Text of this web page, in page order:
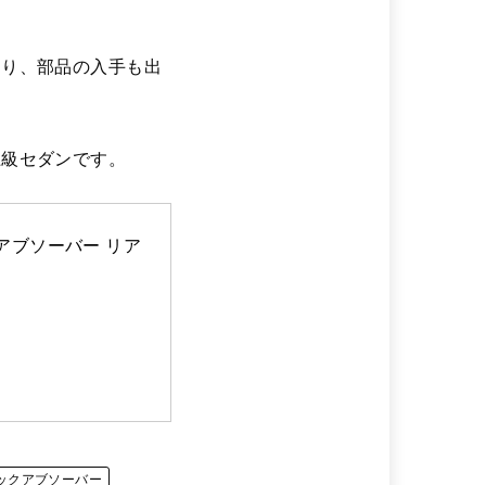
、部品の入手も出
セダンです。
ブソーバー リア
クアブソーバー